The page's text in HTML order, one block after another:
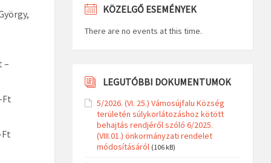
–
Ft
Ft
KÖZELGŐ ESEMÉNYEK
There are no events at this time.
LEGUTÓBBI DOKUMENTUMOK
5/2026. (VI. 25.) Vámosújfalu Község
területén súlykorlátozáshoz kötött
behajtás rendjéről szóló 6/2025.
(VIII.01.) önkormányzati rendelet
módosításáról (106 kB)